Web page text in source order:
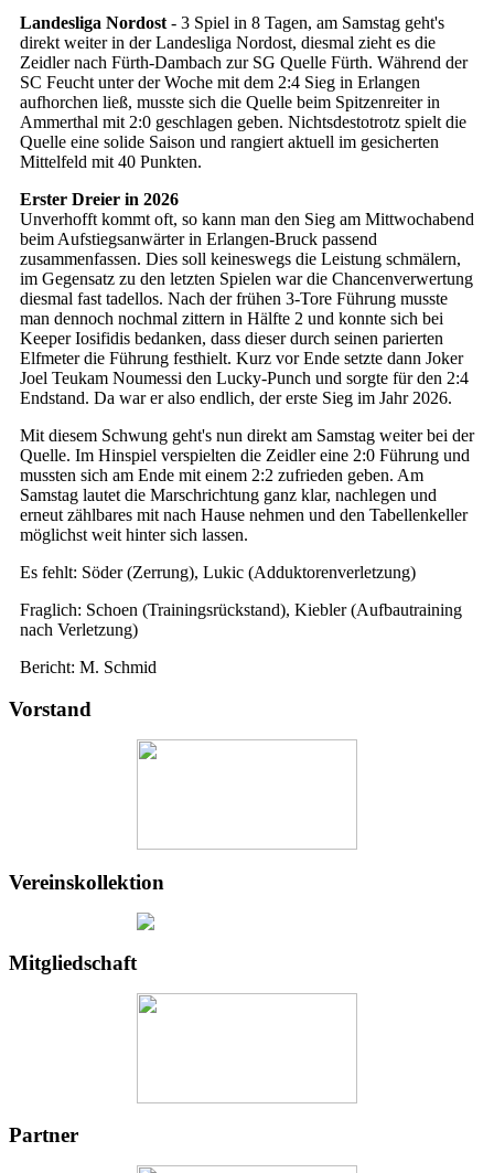
Landesliga Nordost - 3 Spiel in 8 Tagen, am Samstag geht's
direkt weiter in der Landesliga Nordost, diesmal zieht es die
Zeidler nach Fürth-Dambach zur SG Quelle Fürth. Während der
SC Feucht unter der Woche mit dem 2:4 Sieg in Erlangen
aufhorchen ließ, musste sich die Quelle beim Spitzenreiter in
Ammerthal mit 2:0 geschlagen geben. Nichtsdestotrotz spielt die
Quelle eine solide Saison und rangiert aktuell im gesicherten
Mittelfeld mit 40 Punkten.
Erster Dreier in 2026
Unverhofft kommt oft, so kann man den Sieg am Mittwochabend
beim Aufstiegsanwärter in Erlangen-Bruck passend
zusammenfassen. Dies soll keineswegs die Leistung schmälern,
im Gegensatz zu den letzten Spielen war die Chancenverwertung
diesmal fast tadellos. Nach der frühen 3-Tore Führung musste
man dennoch nochmal zittern in Hälfte 2 und konnte sich bei
Keeper Iosifidis bedanken, dass dieser durch seinen parierten
Elfmeter die Führung festhielt. Kurz vor Ende setzte dann Joker
Joel Teukam Noumessi den Lucky-Punch und sorgte für den 2:4
Endstand. Da war er also endlich, der erste Sieg im Jahr 2026.
Mit diesem Schwung geht's nun direkt am Samstag weiter bei der
Quelle. Im Hinspiel verspielten die Zeidler eine 2:0 Führung und
mussten sich am Ende mit einem 2:2 zufrieden geben. Am
Samstag lautet die Marschrichtung ganz klar, nachlegen und
erneut zählbares mit nach Hause nehmen und den Tabellenkeller
möglichst weit hinter sich lassen.
Es fehlt: Söder (Zerrung), Lukic (Adduktorenverletzung)
Fraglich: Schoen (Trainingsrückstand), Kiebler (Aufbautraining
nach Verletzung)
Bericht: M. Schmid
Vorstand
Vereinskollektion
Mitgliedschaft
Partner